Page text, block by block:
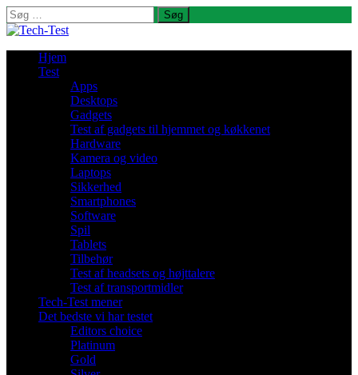
Søg
efter:
Hjem
Test
Apps
Desktops
Gadgets
Test af gadgets til hjemmet og køkkenet
Hardware
Kamera og video
Laptops
Sikkerhed
Smartphones
Software
Spil
Tablets
Tilbehør
Test af headsets og højttalere
Test af transportmidler
Tech-Test mener
Det bedste vi har testet
Editors choice
Platinum
Gold